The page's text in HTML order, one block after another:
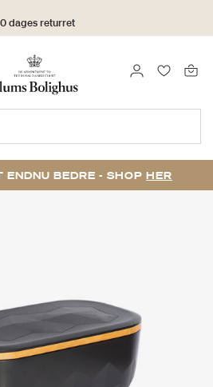
dages returret
LOG IND
BEDRE - SHOP HER